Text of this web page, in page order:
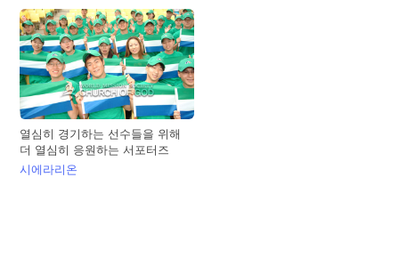
열심히 경기하는 선수들을 위해
더 열심히 응원하는 서포터즈
시에라리온